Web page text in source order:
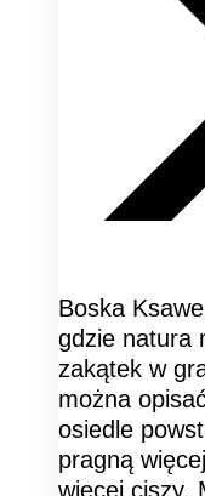
Boska
gdzie natura
zakątek w
można
osiedle
pragną
więcej ciszy.